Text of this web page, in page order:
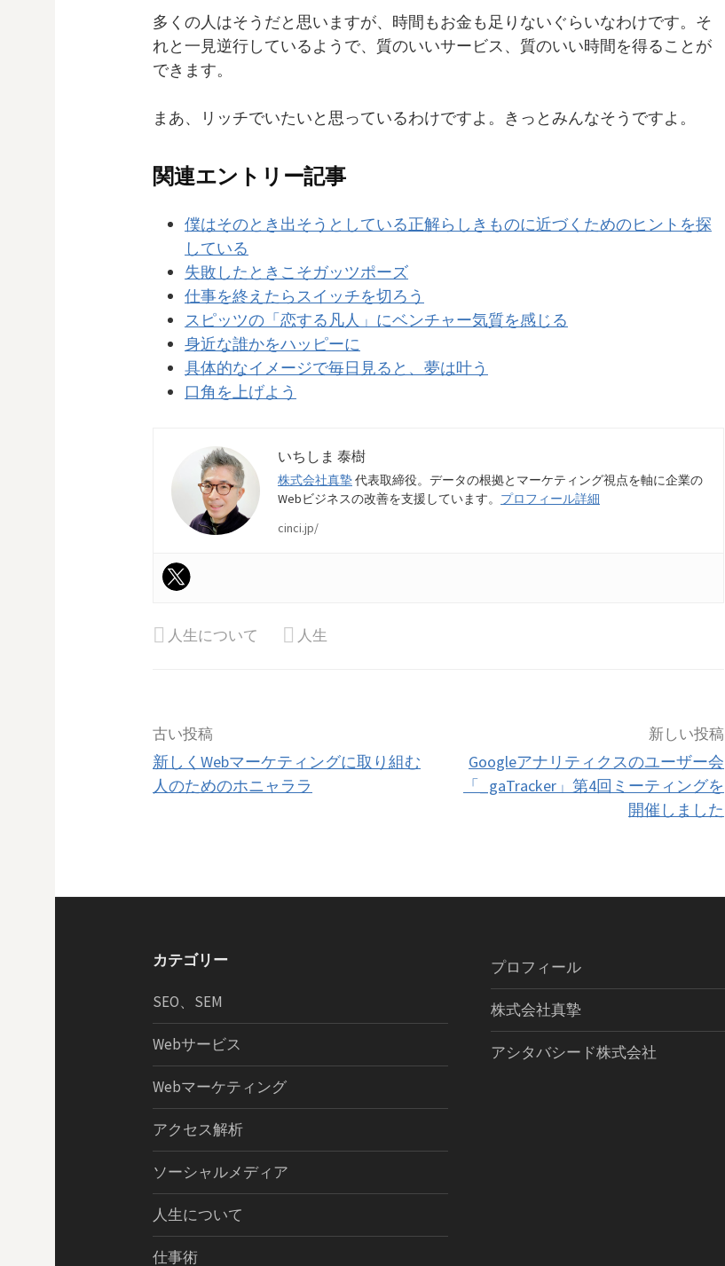
多くの人はそうだと思いますが、時間もお金も足りないぐらいなわけです。そ
れと一見逆行しているようで、質のいいサービス、質のいい時間を得ることが
できます。
まあ、リッチでいたいと思っているわけですよ。きっとみんなそうですよ。
関連エントリー記事
僕はそのとき出そうとしている正解らしきものに近づくためのヒントを探
している
失敗したときこそガッツポーズ
仕事を終えたらスイッチを切ろう
スピッツの「恋する凡人」にベンチャー気質を感じる
身近な誰かをハッピーに
具体的なイメージで毎日見ると、夢は叶う
口角を上げよう
いちしま 泰樹
株式会社真摯代表取締役。データの根拠とマーケティング視点を軸に企業の
Webビジネスの改善を支援しています。 プロフィール詳細
cinci.jp/
人生について 人生
投
稿
ー
シ
ョ
ン
古い投稿
新しくWebマーケティングに取り組む
人のためのホニャララ
新しい投稿
Googleアナリティクスのユーザー会
「_gaTracker」第4回ミーティングを
開催しました
カテゴリー
SEO、SEM
Webサービス
Webマーケティング
アクセス解析
ソーシャルメディア
人生について
仕事術
プロフィール
株式会社真摯
アシタバシード株式会社